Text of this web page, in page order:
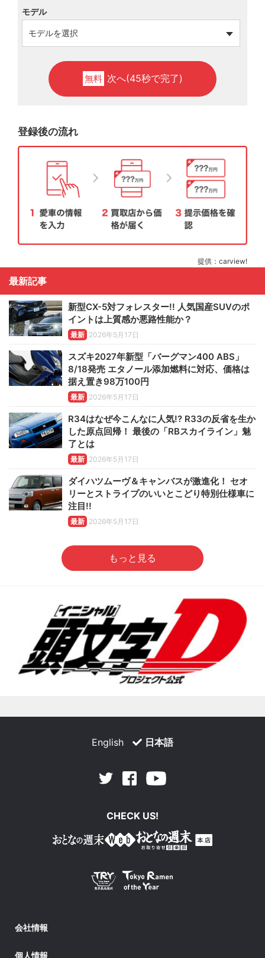
モデル
無料 次へ(45秒で完了)
登録後の流れ
提供：carview!
最新記事
新型CX-5対フォレスター!! 人気国産SUVのポ
イントは上質感か悪路性能か？
最新 2026年5月17日
スズキ2027年新型「バーグマン400 ABS」
8/18発売 エタノール添加燃料に対応、価格は
据え置き98万100円
最新 2026年5月17日
R34はなぜ今こんなに人気!? R33の反省を生か
した原点回帰！ 最後の「RBスカイライン」魅
了とは
最新 2026年5月17日
ダイハツムーヴ＆キャンバスが激進化！ セオ
リーとストライプのいいとこどり特別仕様車に
注目!!
最新 2026年5月17日
もっと見る
English 日本語
Twitter Facebook
CHECK US!
会社情報
個人情報